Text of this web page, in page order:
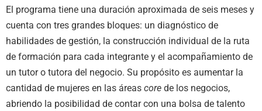
El programa tiene una duración aproximada de seis meses y
cuenta con tres grandes bloques: un diagnóstico de
habilidades de gestión, la construcción individual de la ruta
de formación para cada integrante y el acompañamiento de
un tutor o tutora del negocio. Su propósito es aumentar la
cantidad de mujeres en las áreas core de los negocios,
abriendo la posibilidad de contar con una bolsa de talento